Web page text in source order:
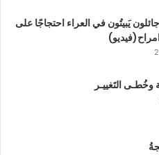
يَبيتُون في العراء احتجاجًا على
وخُطـى التَغييـر